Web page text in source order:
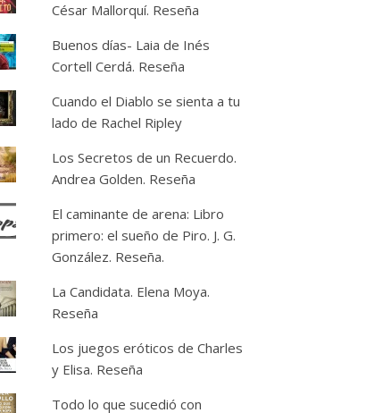
César Mallorquí. Reseña
Buenos días- Laia de Inés
Cortell Cerdá. Reseña
Cuando el Diablo se sienta a tu
lado de Rachel Ripley
Los Secretos de un Recuerdo.
Andrea Golden. Reseña
El caminante de arena: Libro
primero: el sueño de Piro. J. G.
González. Reseña.
La Candidata. Elena Moya.
Reseña
Los juegos eróticos de Charles
y Elisa. Reseña
Todo lo que sucedió con